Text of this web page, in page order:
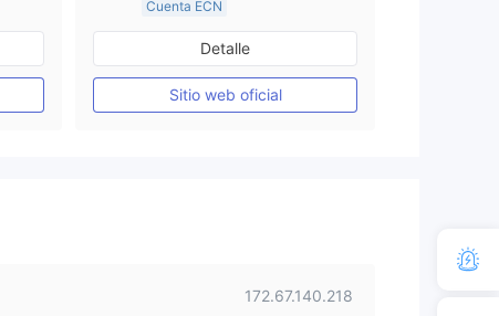
Creación Mercado Forex (MM)
Cuenta ECN
De 10 a 15 años
Supervisión en Australia
Creación Mercado Forex (MM)
Licencia completa de MT4
Detalle
Sitio web oficial
172.67.140.218